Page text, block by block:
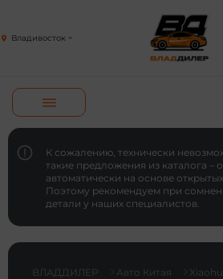
Владивосток
К сожалению, технически
такие предложения из каталога –
автоматически на основе
Поэтому рекомендуем при
детали у наших специалистов.
ВЛАДДИЛЕР Авто Китая Xiaohu